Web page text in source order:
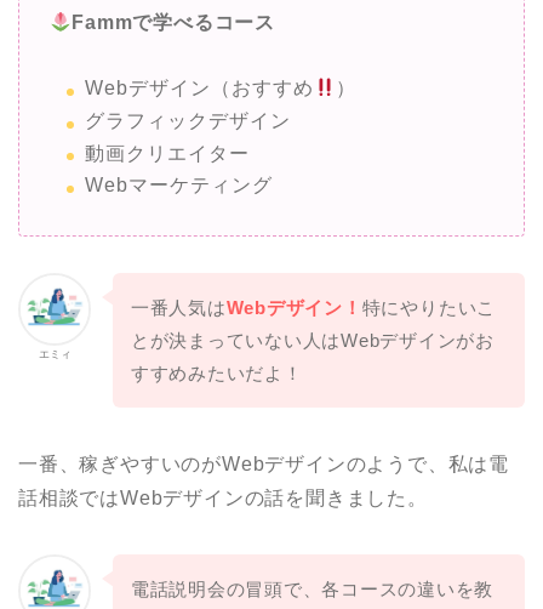
Fammで学べるコース
Webデザイン（おすすめ
）
グラフィックデザイン
動画クリエイター
Webマーケティング
エミィ
一番人気はWebデザイン！ 特にやりたいこ
とが決まっていない人はWebデザインがお
すすめみたいだよ！
一番、稼ぎやすいのがWebデザインのようで、私は電
話相談ではWebデザインの話を聞きました。
電話説明会の冒頭で、各コースの違いを教